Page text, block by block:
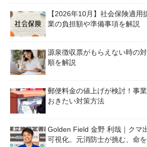
【2026年10月】社会保険適
業の負担額や準備事項を解説
源泉徴収票がもらえない時の
順を解説
郵便料金の値上げが検討！事
おきたい対策方法
Golden Field 金野 利哉｜クマ
可視化。元消防士が挑む、命